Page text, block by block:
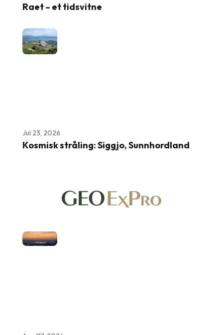
Raet – et tidsvitne
Jul 23, 2026
Kosmisk stråling: Siggjo, Sunnhordland